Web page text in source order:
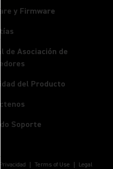
y Firmware
de Asociación de
del Producto
Soporte
Terms of Use Legal